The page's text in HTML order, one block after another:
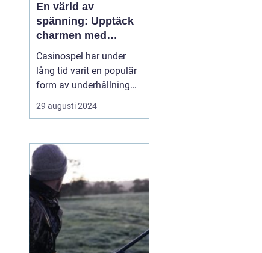
En värld av
spänning: Upptäck
charmen med
casino
Casinospel har under
lång tid varit en populär
form av underhållning
världen över. Från de
glittrande casinogolven i
spelhallarnas neonljus
online, erbjuder
casinovärlden en unik
mix av...
29 augusti 2024